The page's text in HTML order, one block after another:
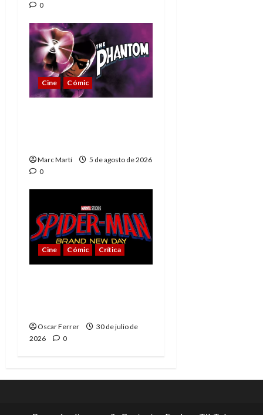
0
Cine Cómic
Marc Martí
5 de agosto de 2026
0
Cine Cómic Crítica
Oscar Ferrer
30 de julio de
2026
0